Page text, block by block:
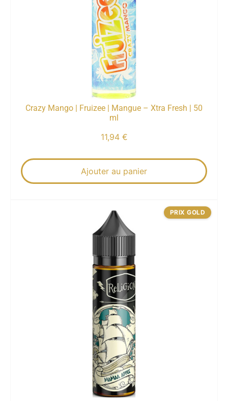
Crazy Mango | Fruizee | Mangue – Xtra Fresh | 50
ml
11,94 €
Ajouter au panier
PRIX GOLD